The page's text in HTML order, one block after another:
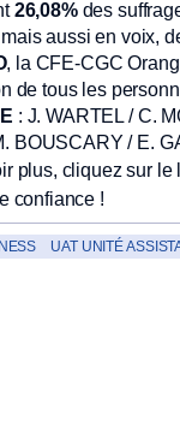
26,08% des
aussi en voix,
, la CFE-CGC
de tous les
: J. WARTEL / C.
BOUSCARY / E.
plus, cliquez sur le
confiance !
UAT UNITÉ